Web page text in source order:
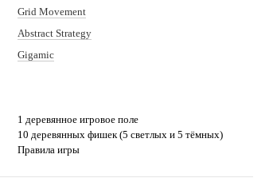
Grid Movement
Abstract Strategy
Gigamic
1 деревянное игровое поле
10 деревянных фишек (5 светлых и 5 тёмных)
Правила игры